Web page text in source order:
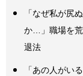
「なぜ私が尻
か…」職場を荒
退法
「あの人がい